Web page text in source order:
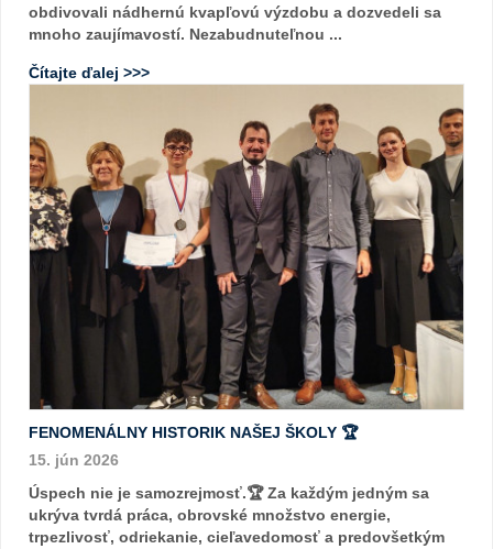
obdivovali nádhernú kvapľovú výzdobu a dozvedeli sa
mnoho zaujímavostí. Nezabudnuteľnou ...
Čítajte ďalej >>>
FENOMENÁLNY HISTORIK NAŠEJ ŠKOLY 🏆
15. jún 2026
Úspech nie je samozrejmosť.🏆 Za každým jedným sa
ukrýva tvrdá práca, obrovské množstvo energie,
trpezlivosť, odriekanie, cieľavedomosť a predovšetkým